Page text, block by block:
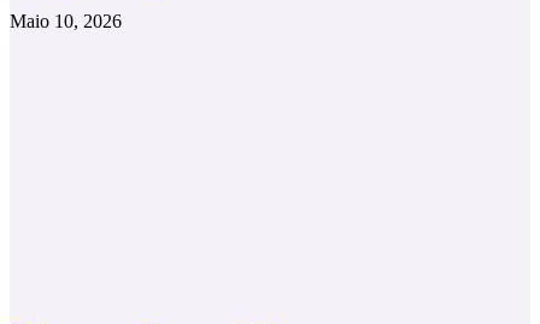
Maio 10, 2026